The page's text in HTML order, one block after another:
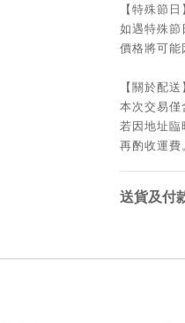
【特殊節日
如遇特殊節
價格將可能
【關於配送
本次交易僅
若因地址
再酌收運費
送貨及付